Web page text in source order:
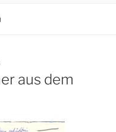
aus dem